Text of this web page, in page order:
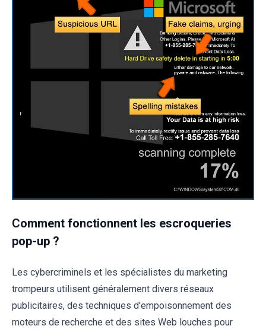
Comment fonctionnent les escroqueries
pop-up ?
Les cybercriminels et les spécialistes du marketing
trompeurs utilisent généralement divers réseaux
publicitaires, des techniques d'empoisonnement des
moteurs de recherche et des sites Web louches pour